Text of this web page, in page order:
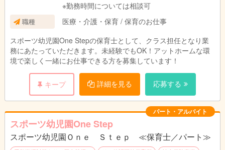
※勤務時間については相談可
職種
医療・介護・保育 / 保育のお仕事
スポーツ幼児園One Stepの保育士として、クラス担任となり業
務にあたっていただきます。未経験でもOK！アットホームな環
境で楽しく一緒にお仕事できる方を募集しています！
キープ 詳細を見る 応募する
パート・アルバイト
スポーツ幼児園One Step
スポーツ幼児園Ｏｎｅ Ｓｔｅｐ ≪保育士／パート≫